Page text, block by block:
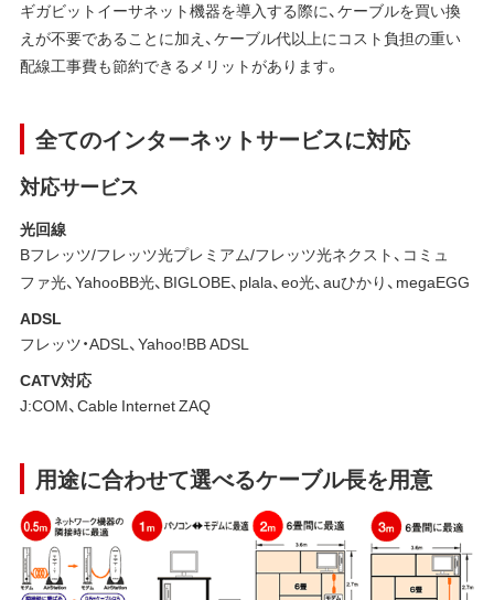
ギガビットイーサネット機器を導入する際に、ケーブルを買い換
えが不要であることに加え、ケーブル代以上にコスト負担の重い
配線工事費も節約できるメリットがあります。
全てのインターネットサービスに対応
対応サービス
光回線
Bフレッツ/フレッツ光プレミアム/フレッツ光ネクスト、コミュ
ファ光、YahooBB光、BIGLOBE、plala、eo光、auひかり、megaEGG
ADSL
フレッツ・ADSL、Yahoo!BB ADSL
CATV対応
J:COM、Cable Internet ZAQ
用途に合わせて選べるケーブル長を用意